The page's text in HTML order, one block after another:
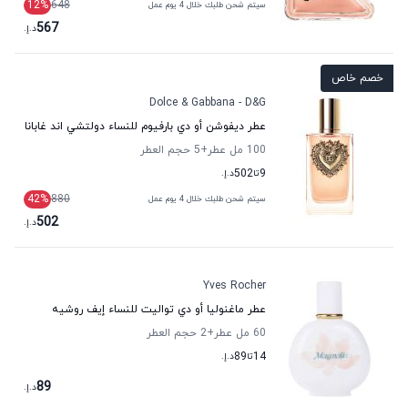
سيتم شحن طلبك خلال 4 يوم عمل 648
12%
567د.إ.
خصم خاص
Dolce & Gabbana - D&G
عطر ديفوشن أو دي بارفيوم للنساء دولتشي اند غابانا
100 مل عطر
+5
حجم العطر
9تا502د.إ.
سيتم شحن طلبك خلال 4 يوم عمل 880
42%
502د.إ.
Yves Rocher
عطر ماغنوليا أو دي تواليت للنساء إيف روشيه
60 مل عطر
+2
حجم العطر
14تا89د.إ.
89د.إ.